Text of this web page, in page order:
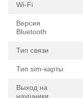
Wi-Fi
Версия
Bluetooth
Тип связи
Тип sim-карты
Выход на
наушники